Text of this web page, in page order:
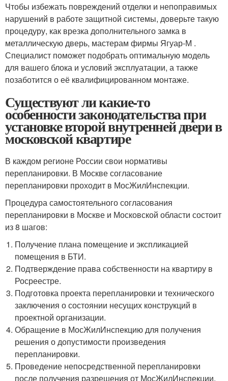
Чтобы избежать повреждений отделки и непоправимых
нарушений в работе защитной системы, доверьте такую
процедуру, как врезка дополнительного замка в
металлическую дверь, мастерам фирмы Ягуар-М .
Специалист поможет подобрать оптимальную модель
для вашего блока и условий эксплуатации, а также
позаботится о её квалифицированном монтаже.
Существуют ли какие-то
особенности законодательства при
установке второй внутренней двери в
московской квартире
В каждом регионе России свои нормативы
перепланировки. В Москве согласование
перепланировки проходит в МосЖилИнспекции.
Процедура самостоятельного согласования
перепланировки в Москве и Московской области состоит
из 8 шагов:
Получение плана помещение и экспликацией
помещения в БТИ.
Подтверждение права собственности на квартиру в
Росреестре.
Подготовка проекта перепланировки и технического
заключения о состоянии несущих конструкций в
проектной организации.
Обращение в МосЖилИнспекцию для получения
решения о допустимости произведения
перепланировки.
Проведение непосредственной перепланировки
после получения разрешения от МосЖилИнспекции.